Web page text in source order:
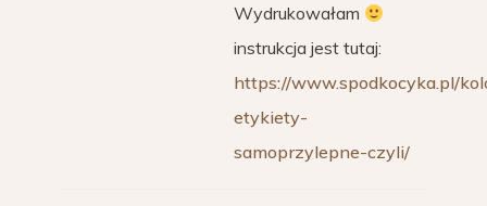
Wydrukowałam
instrukcja jest tutaj:
https://www.spodkocyka.pl/
etykiety-
samoprzylepne-czyli/